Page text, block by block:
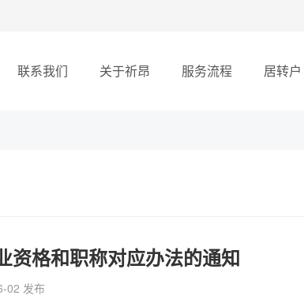
联系我们 关于祈昂 服务流程 居转户
资格和职称对应办法的通知
02 发布